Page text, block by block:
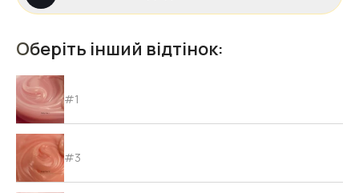
Оберіть інший відтінок:
#1
#3